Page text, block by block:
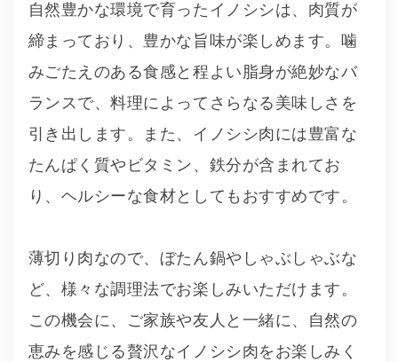
自然豊かな環境で育ったイノシシは、肉質が
締まっており、豊かな旨味が楽しめます。噛
みごたえのある食感と程よい脂身が絶妙なバ
ランスで、料理によってさらなる美味しさを
引き出します。また、イノシシ肉には豊富な
たんぱく質やビタミン、鉄分が含まれてお
り、ヘルシーな食材としてもおすすめです。
薄切り肉なので、ぼたん鍋やしゃぶしゃぶな
ど、様々な調理法でお楽しみいただけます。
この機会に、ご家族や友人と一緒に、自然の
恵みを感じる贅沢なイノシシ肉をお楽しみく